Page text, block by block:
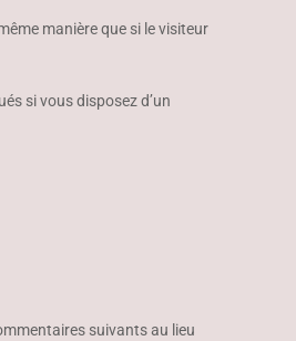
manière que si le visiteur
si vous disposez d’un
suivants au lieu